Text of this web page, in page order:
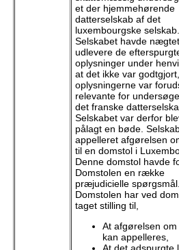
et der hjemmehørende
datterselskab af det
luxembourgske selskab.
Selskabet havde
udlevere de
oplysninger under
at det ikke var
oplysningerne var
relevante for
det franske
Selskabet var derfor
pålagt en bøde.
appelleret afgørelsen
til en domstol i
Denne domstol havde
Domstolen en række
præjudicielle spørgsmål.
Domstolen har ved
taget stilling til,
At afgørelsen
kan appelleres,
At det adspurgte